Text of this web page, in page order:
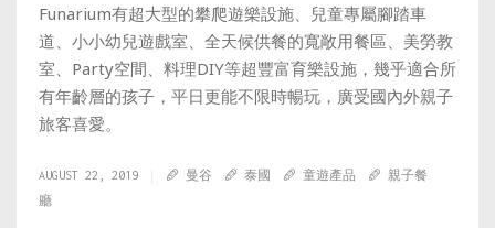
Funarium有超大型的攀爬遊樂設施、兒童專屬腳踏車
道、小小幼兒遊戲室、全天候供餐的寬敞用餐區、美勞教
室、Party空間、料理DIY等超豐富育樂設施，幾乎適合所
有年齡層的孩子，平日更能不限時暢玩，廣受國內外親子
旅客喜愛。
AUGUST 22, 2019 曼谷 泰國 童遊產品
親子餐
廳